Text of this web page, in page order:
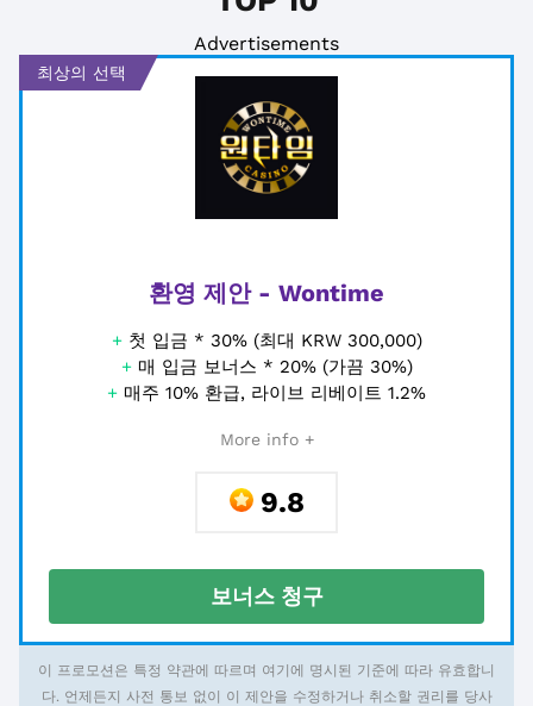
Advertisements
최상의 선택
환영 제안 - Wontime
+ 첫 입금 * 30% (최대 KRW 300,000)
+ 매 입금 보너스 * 20% (가끔 30%)
+ 매주 10% 환급, 라이브 리베이트 1.2%
More info +
9.8
보너스 청구
이 프로모션은 특정 약관에 따르며 여기에 명시된 기준에 따라 유효합니
다. 언제든지 사전 통보 없이 이 제안을 수정하거나 취소할 권리를 당사